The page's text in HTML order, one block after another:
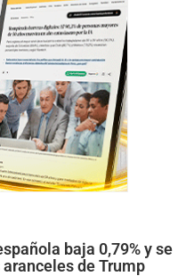
baja 0,79% y se
de Trump